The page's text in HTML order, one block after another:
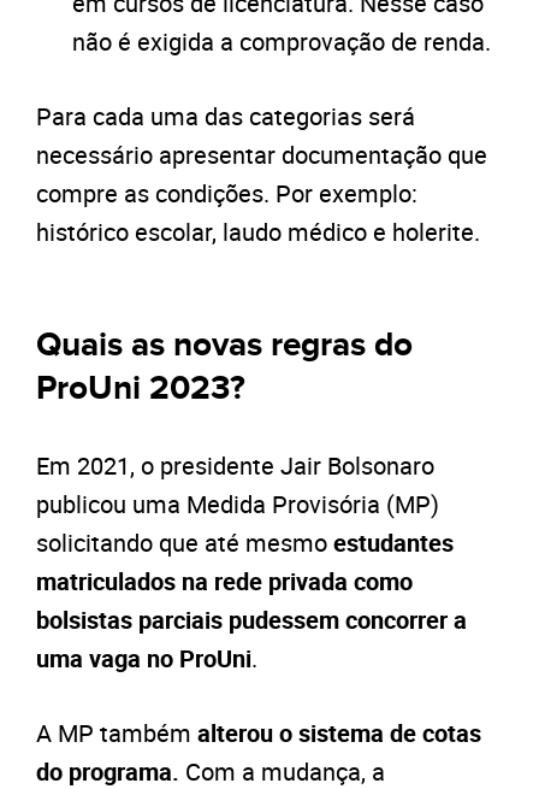
não é exigida a comprovação de renda.
Para cada uma das categorias será
necessário apresentar documentação que
compre as condições. Por exemplo:
histórico escolar, laudo médico e holerite.
Quais as novas regras do
ProUni 2023?
Em 2021, o presidente Jair Bolsonaro
publicou uma Medida Provisória (MP)
solicitando que até mesmoestudantes
matriculados na rede privada como
bolsistas parciais pudessem concorrer a
uma vaga no ProUni.
A MP também alterou o sistema de cotas
do programa. Com a mudança, a